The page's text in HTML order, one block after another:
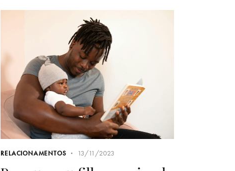
RELACIONAMENTOS 13/11/2023
Por que seu filho precisa da